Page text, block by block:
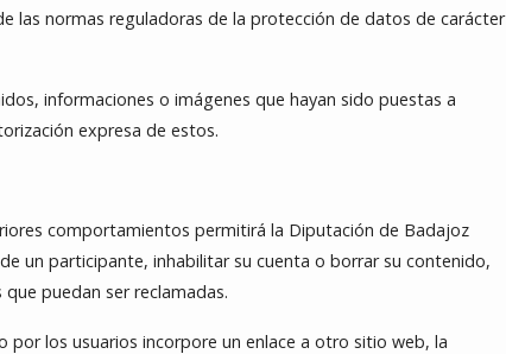
las normas reguladoras de la protección de datos de carácter
informaciones o imágenes que hayan sido puestas a
expresa de estos.
comportamientos permitirá la Diputación de Badajoz
un participante, inhabilitar su cuenta o borrar su contenido,
puedan ser reclamadas.
por los usuarios incorpore un enlace a otro sitio web, la